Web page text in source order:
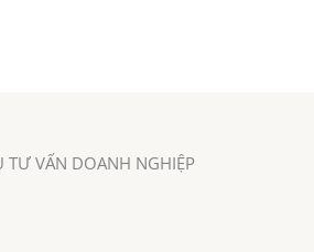
TƯ VẤN DOANH NGHIỆP